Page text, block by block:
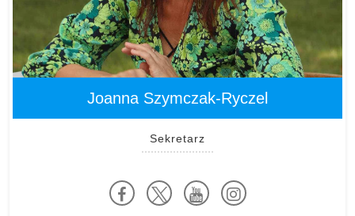
Joanna Szymczak-Ryczel
Sekretarz